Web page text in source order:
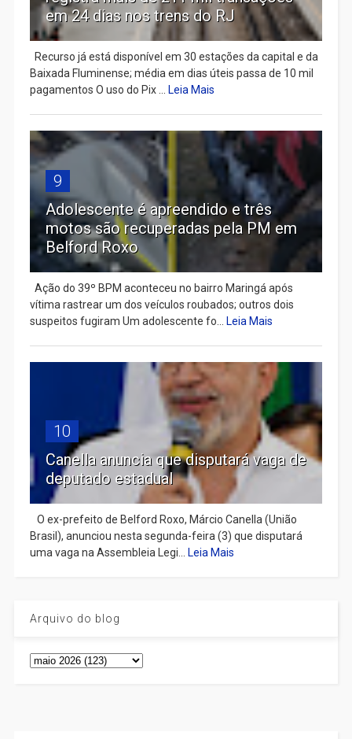
em 24 dias nos trens do RJ
Recurso já está disponível em 30 estações da capital e da
Baixada Fluminense; média em dias úteis passa de 10 mil
pagamentos O uso do Pix ... Leia Mais
9
Adolescente é apreendido e três
motos são recuperadas pela PM em
Belford Roxo
Ação do 39º BPM aconteceu no bairro Maringá após
vítima rastrear um dos veículos roubados; outros dois
suspeitos fugiram Um adolescente fo... Leia Mais
10
Canella anuncia que disputará vaga de
deputado estadual
​ O ex-prefeito de Belford Roxo, Márcio Canella (União
Brasil), anunciou nesta segunda-feira (3) que disputará
uma vaga na Assembleia Legi... Leia Mais
Arquivo do blog